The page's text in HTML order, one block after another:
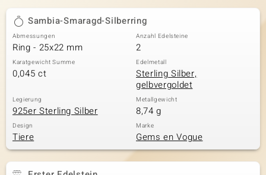
Sambia-Smaragd-Silberring
Abmessungen
Ring - 25x22 mm
Anzahl Edelsteine
2
Karatgewicht Summe
0,045 ct
Edelmetall
Sterling Silber,
gelbvergoldet
Legierung
925er Sterling Silber
Metallgewicht
8,74 g
Design
Tiere
Marke
Gems en Vogue